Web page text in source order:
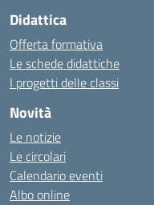
Didattica
Offerta formativa
Le schede didattiche
I progetti delle classi
Novità
Le notizie
Le circolari
Calendario eventi
Albo online